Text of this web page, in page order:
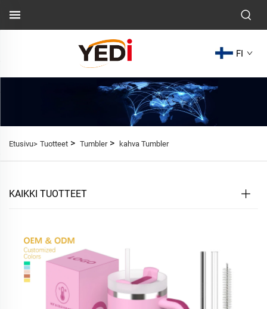
FI
Etusivu> Tuotteet > Tumbler> kahva Tumbler
KAIKKI TUOTTEET